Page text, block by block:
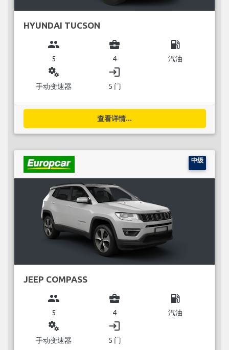
HYUNDAI TUCSON
group
5
business_center
4
local_gas_station
汽油
miscellaneous_services
手动变速器
login
5 门
查看详情...
中级
JEEP COMPASS
group
5
business_center
4
local_gas_station
汽油
miscellaneous_services
手动变速器
login
5 门